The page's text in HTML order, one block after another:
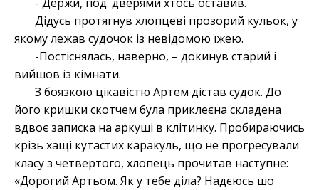
- Держи, под. дверями хтось оставив.
Дідусь протягнув хлопцеві прозорий кульок, у
якому лежав судочок із невідомою їжею.
-Постіснялась, наверно, – докинув старий і
вийшов із кімнати.
З боязкою цікавістю Артем дістав судок. До
його кришки скотчем була приклеєна складена
вдвоє записка на аркуші в клітинку. Пробираючись
крізь хащі кутастих каракуль, що не прогресували
класу з четвертого, хлопець прочитав наступне:
«Дорогий Артьом. Як у тебе діла? Надєюсь шо